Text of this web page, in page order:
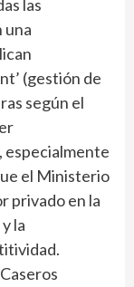
las
una
(gestión de
según el
especialmente
el Ministerio
privado en la
la